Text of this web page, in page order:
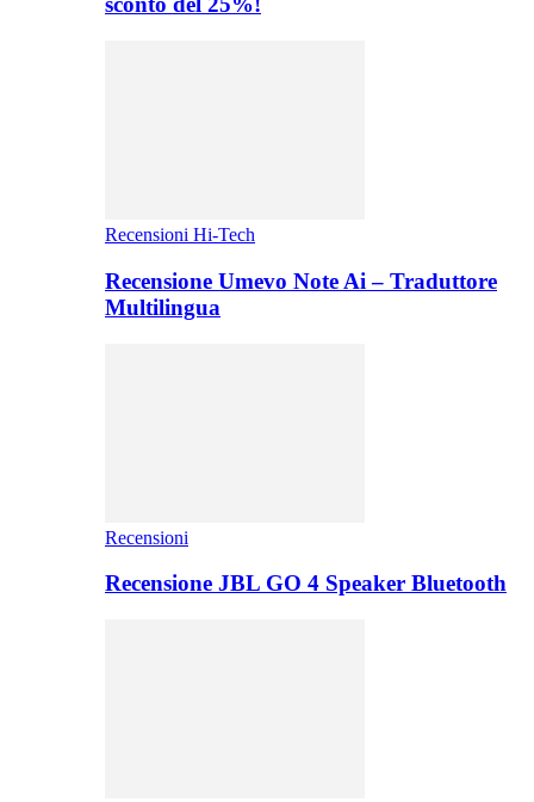
Recensioni Hi-Tech
Recensione Umevo Note Ai – Traduttore
Multilingua
Recensioni
Recensione JBL GO 4 Speaker Bluetooth